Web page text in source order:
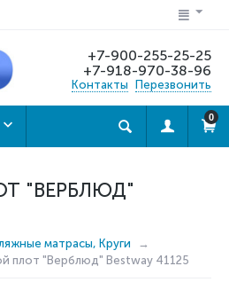
+7-900-255-25-25
+7-918-970-38-96
Контакты Перезвонить
0
"ВЕРБЛЮД"
матрасы, Круги
плот "Верблюд" Bestway 41125